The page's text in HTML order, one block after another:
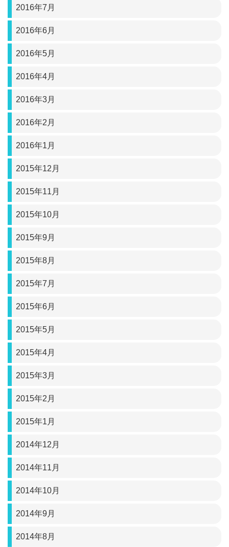
2016年7月
2016年6月
2016年5月
2016年4月
2016年3月
2016年2月
2016年1月
2015年12月
2015年11月
2015年10月
2015年9月
2015年8月
2015年7月
2015年6月
2015年5月
2015年4月
2015年3月
2015年2月
2015年1月
2014年12月
2014年11月
2014年10月
2014年9月
2014年8月